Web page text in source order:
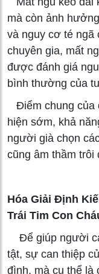
mà còn ảnh
và nguy cơ té ngã
chuyên gia, mất
được đánh giá
bình thường của
Điểm chung của
hiện sớm, khả
người già chọn
cũng âm thầm trôi
Hóa Giải Định
Trái Tim Con
Để giúp người
tật, sự can thiệp
đình, mà cụ thể là